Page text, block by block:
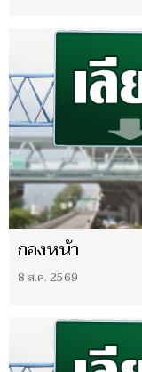
กองหน้า
8 ส.ค. 2569